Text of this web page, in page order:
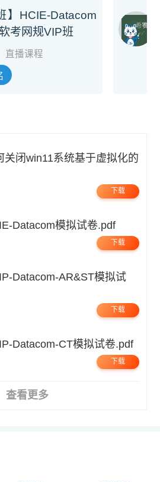
】HCIE-Datacom
考网规VIP班
直播课程
下载
Datacom模拟试卷.pdf
下载
下载
Datacom-CT模拟试卷.pdf
下载
查看更多